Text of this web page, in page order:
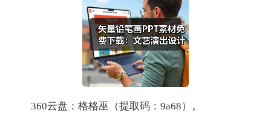
360云盘：格格巫（提取码：9a68）。